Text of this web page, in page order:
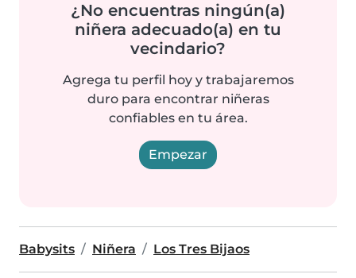
¿No encuentras ningún(a)
niñera adecuado(a) en tu
vecindario?
Agrega tu perfil hoy y trabajaremos
duro para encontrar niñeras
confiables en tu área.
Empezar
Babysits Niñera Los Tres Bijaos